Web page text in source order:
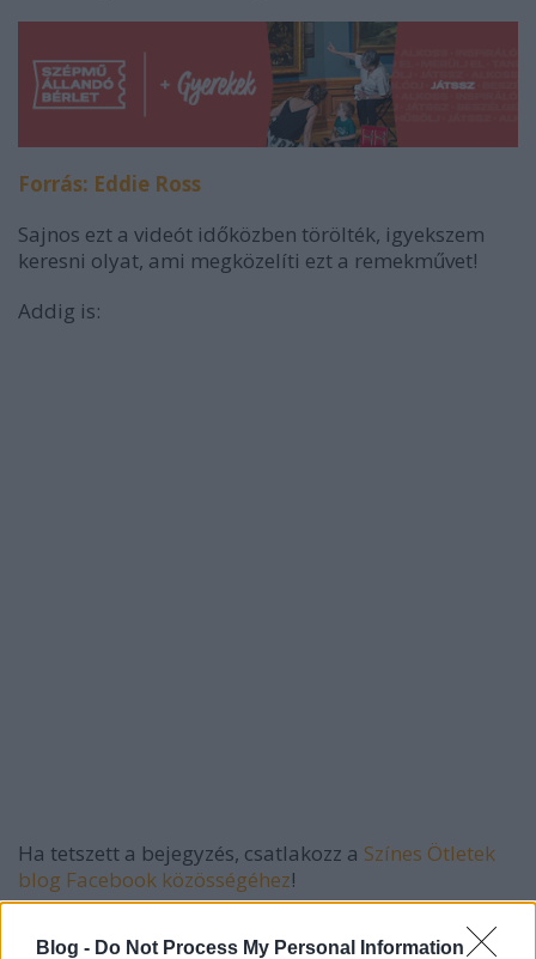
Blog - Do Not Process My Personal Information
Forrás: Eddie Ross
Sajnos ezt a videót időközben törölték, igyekszem
keresni olyat, ami megközelíti ezt a remekművet!
Addig is:
Ha tetszett a bejegyzés, csatlakozz a Színes Ötletek
blog Facebook közösségéhez!